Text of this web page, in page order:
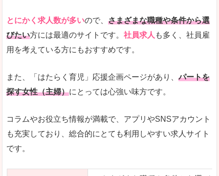
とにかく求人数が多いので、 さまざまな職種や条件から選
びたい方には最適のサイトです。 社員求人 も多く、社員雇
用を考えている方にもおすすめです。
また、「はたらく育児」応援企画ページがあり、パートを
探す女性（主婦）にとっては心強い味方です。
コラムやお役立ち情報が満載で、アプリやSNSアカウント
も充実しており、総合的にとても利用しやすい求人サイト
です。